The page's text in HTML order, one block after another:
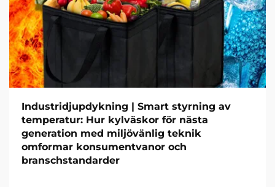
Industridjupdykning | Smart styrning av
temperatur: Hur kylväskor för nästa
generation med miljövänlig teknik
omformar konsumentvanor och
branschstandarder